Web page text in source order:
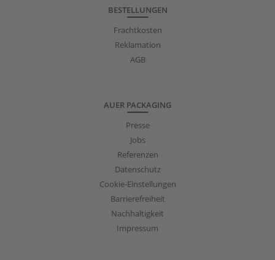
BESTELLUNGEN
Frachtkosten
Reklamation
AGB
AUER PACKAGING
Presse
Jobs
Referenzen
Datenschutz
Cookie-Einstellungen
Barrierefreiheit
Nachhaltigkeit
Impressum